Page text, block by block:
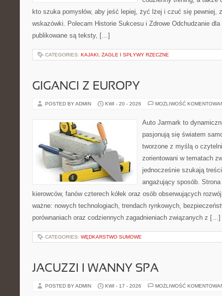
kto szuka pomysłów, aby jeść lepiej, żyć lżej i czuć się pewniej,
wskazówki. Polecam Historie Sukcesu i Zdrowe Odchudzanie
publikowane są teksty, […]
CATEGORIES: KAJAKI, ŻAGLE I SPŁYWY RZECZNE
GIGANCI Z EUROPY
POSTED BY ADMIN KWI - 20 - 2026 MOŻLIWOŚĆ
Auto Jarmark to
pasjonują się światem
tworzone z myślą o
zorientowani w tematach
jednocześnie szukają
angażujący sposób.
kierowców, fanów czterech kółek oraz osób obserwujących
ważne: nowych technologiach, trendach rynkowych,
porównaniach oraz codziennych zagadnieniach związanych z […]
CATEGORIES: WĘDKARSTWO SUMOWE
JACUZZI I WANNY SPA
POSTED BY ADMIN KWI - 17 - 2026 MOŻLIWOŚĆ